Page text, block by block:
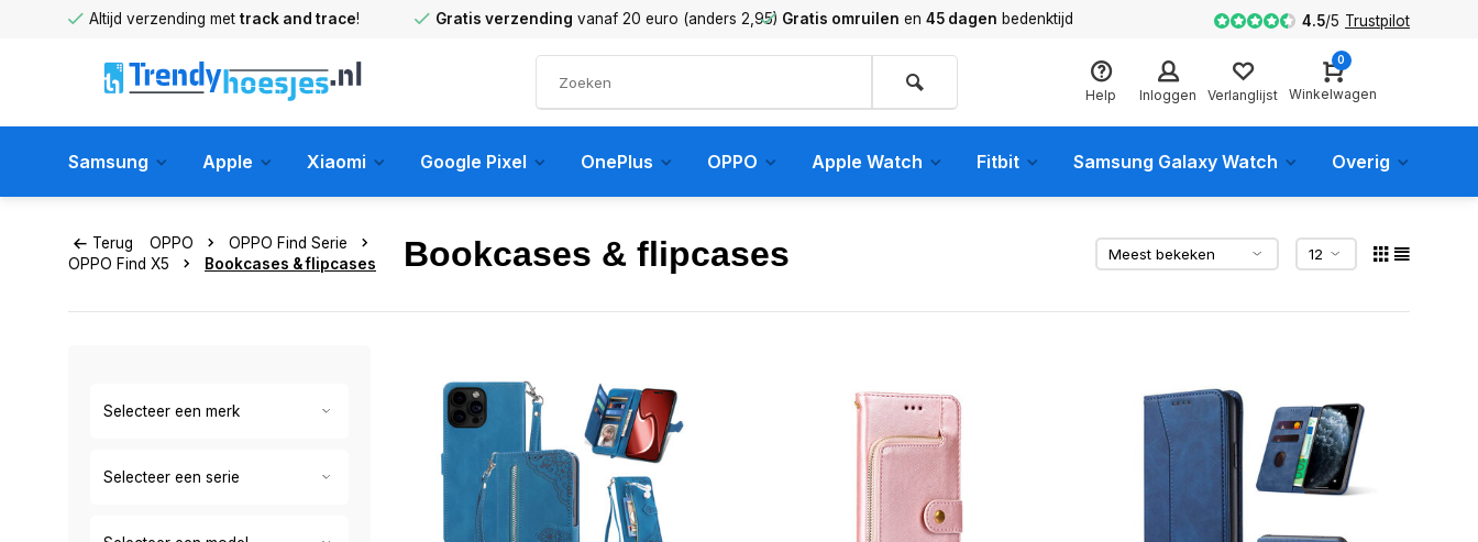
Altijd verzending met track and trace! Gratis verzending vanaf 20 euro (anders 2,95) Gratis omruilen en 45 dagen bedenktijd 4.5/5 Trustpilot
Help Inloggen Verlanglijst
0
Winkelwagen
Samsung Apple Xiaomi Google Pixel OnePlus OPPO Apple Watch Fitbit Samsung Galaxy Watch Overig
Terug OPPO
OPPO Find Serie
OPPO Find X5
Bookcases & flipcases Bookcases & flipcases